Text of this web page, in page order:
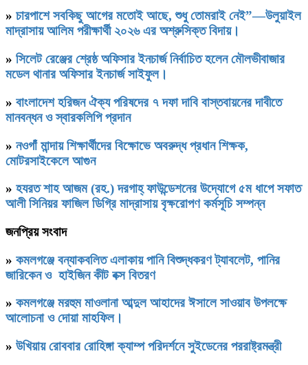
» চারপাশে সবকিছু আগের মতোই আছে, শুধু তোমরাই নেই”—উলুয়াইল
মাদ্রাসায় আলিম পরীক্ষার্থী ২০২৬ এর অশ্রুসিক্ত বিদায়।
» সিলেট রেঞ্জের শ্রেষ্ঠ অফিসার ইনচার্জ নির্বাচিত হলেন মৌলভীবাজার
মডেল থানার অফিসার ইনচার্জ সাইফুল।
» বাংলাদেশ হরিজন ঐক্য পরিষদের ৭ দফা দাবি বাস্তবায়নের দাবীতে
মানবন্ধন ও স্বারকলিপি প্রদান
» নওগাঁ মান্দায় শিক্ষার্থীদের বিক্ষোভে অবরুদ্ধ প্রধান শিক্ষক,
মোটরসাইকেলে আগুন
» হযরত শাহ আজম (রহ.) দরগাহ্ ফাউন্ডেশনের উদ্যোগে ৫ম ধাপে সফাত
আলী সিনিয়র ফাজিল ডিগ্রি মাদ্রাসায় বৃক্ষরোপণ কর্মসূচি সম্পন্ন
জনপ্রিয় সংবাদ
» কমলগঞ্জে বন্যাকবলিত এলাকায় পানি বিশুদ্ধকরণ ট্যাবলেট, পানির
জারিকেন ও হাইজিন কীট বক্স বিতরণ
» কমলগঞ্জে মরহুম মাওলানা আব্দুল আহাদের ঈসালে সাওয়াব উপলক্ষে
আলোচনা ও দোয়া মাহফিল।
» উখিয়ায় রোববার রোহিঙ্গা ক্যাম্প পরিদর্শনে সুইডেনের পররাষ্ট্রমন্ত্রী